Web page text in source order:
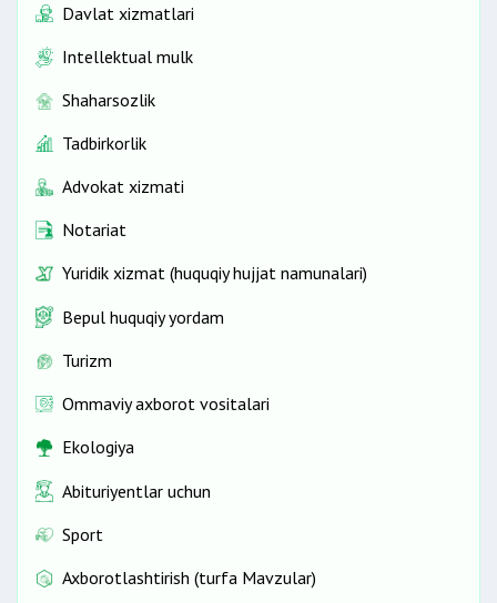
Davlat xizmatlari
Intellektual mulk
Shaharsozlik
Tadbirkorlik
Advokat xizmati
Notariat
Yuridik xizmat (huquqiy hujjat namunalari)
Bepul huquqiy yordam
Turizm
Ommaviy axborot vositalari
Ekologiya
Abituriyentlar uchun
Sport
Axborotlashtirish (turfa Mavzular)